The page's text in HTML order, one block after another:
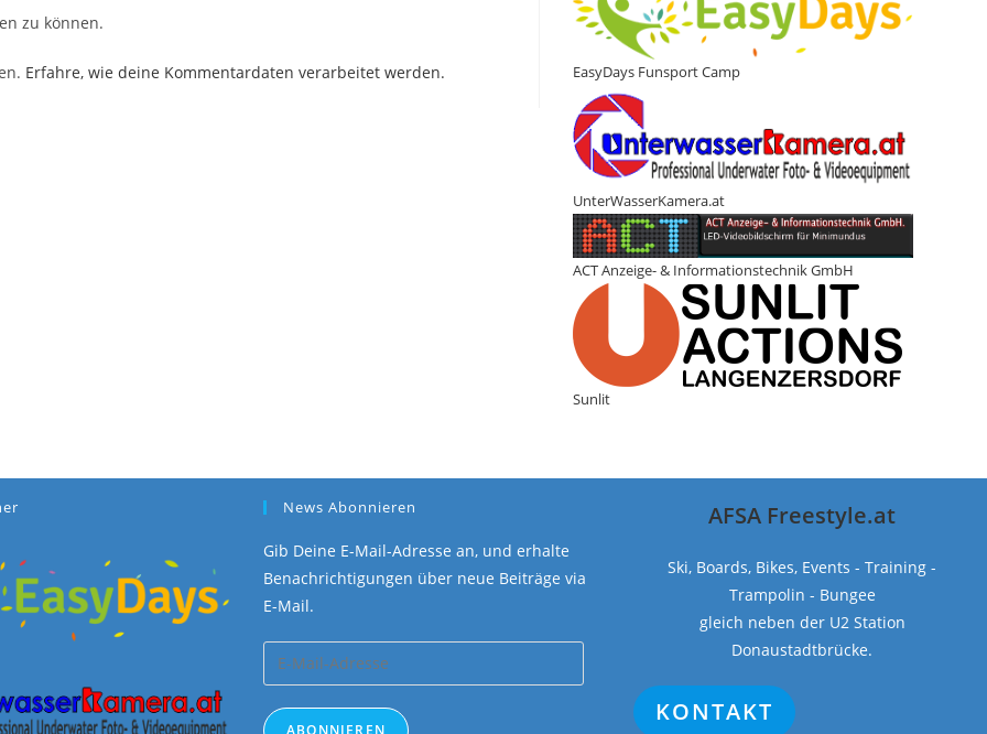
zu können.
Erfahre, wie deine Kommentardaten verarbeitet werden. EasyDays Funsport Camp
UnterWasserKamera.at
ACT Anzeige- & Informationstechnik GmbH
Sunlit
News Abonnieren
Gib Deine E-Mail-Adresse an, und erhalte
Benachrichtigungen über neue Beiträge via
E-Mail.
Mail-
Adresse
ABONNIEREN
AFSA Freestyle.at
Ski, Boards, Bikes, Events - Training -
Trampolin - Bungee
gleich neben der U2 Station
Donaustadtbrücke.
KONTAKT